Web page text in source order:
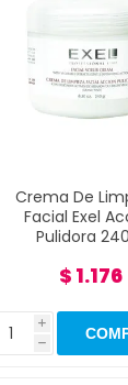
Crema De
Facial Exel
Pulidora
$ 1.176
i
h